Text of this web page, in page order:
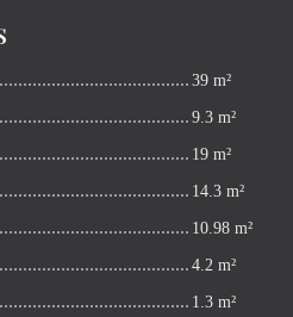
39 m²
9.3 m²
19 m²
14.3 m²
10.98 m²
4.2 m²
1.3 m²